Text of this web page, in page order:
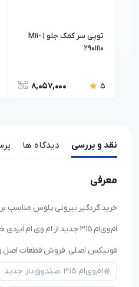
توپی سر کمک جلو | M11-
2901110
5
8,057,000
نقد و بررسی دیدگاه ها
معرفی
ام‌وی‌ام ۳۱۵ جدید از ام وی ام
فونیکس اصلی. فروش قطعات اصل
ام‌وی‌ام ۳۱۵ صندوق‌دار جدید